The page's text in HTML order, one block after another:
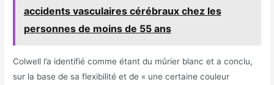
accidents vasculaires cérébraux chez les
personnes de moins de 55 ans
Colwell l’a identifié comme étant du mûrier blanc et a conclu,
sur la base de sa flexibilité et de « une certaine couleur